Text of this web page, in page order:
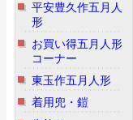
平安豊久作五月人
形
お買い得五月人形
コーナー
東玉作五月人形
着用兜・鎧